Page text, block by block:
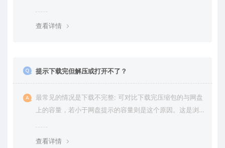
查看详情
提示下载完但解压或打开不了？
最常见的情况是下载不完整: 可对比下载完压缩包的与网盘
上的容量，若小于网盘提示的容量则是这个原因。这是浏
查看详情